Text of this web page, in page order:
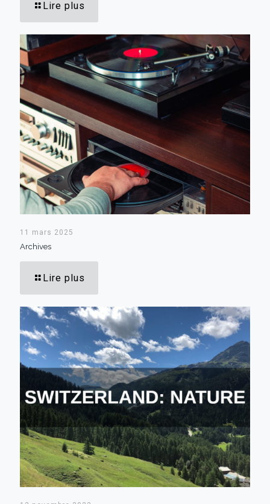
Lire plus
11 mars 2025
Archives
Lire plus